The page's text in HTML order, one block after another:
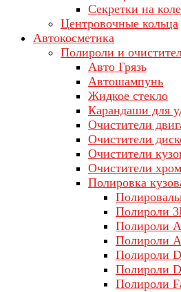
Секретки на
Центровочные кольца
Автокосметика
Полироли и
Авто Грязь
Автошампунь
Жидкое стекло
Карандаши для
Очистители
Очистители
Очистители
Очистители
Полировка
Полироли
Полироли
Полироли
Полироли
Полироли
Полироли